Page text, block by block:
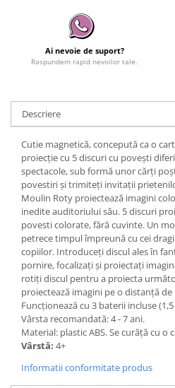
Ai nevoie de suport?
Raspundem rapid nevoilor tale.
Descriere
Cutie magnetică, concepută ca o
proiecție cu 5 discuri cu povești
spectacole, sub formă unor cărți
povestiri și trimiteți invitații
Moulin Roty proiectează imagini
inedite auditoriului său. 5 discuri
povesti colorate, fără cuvinte. Un
petrece timpul împreună cu cei
copiilor. Introduceți discul ales în
pornire, focalizați și proiectați
rotiți discul pentru a proiecta
proiectează imagini pe o distanță de
Funcționează cu 3 baterii incluse (1,5
Vârsta recomandată: 4 - 7 ani.
Material: plastic ABS. Se curăță cu o
Vârstă: 4+
Informatii conformitate produs